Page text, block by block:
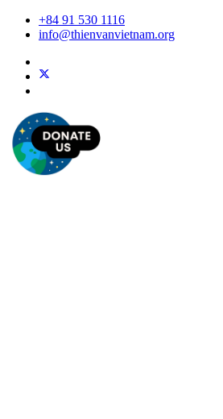
+84 91 530 1116
info@thienvanvietnam.org